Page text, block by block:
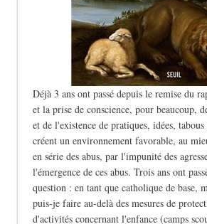
Déjà 3 ans ont passé depuis le remise du
et la prise de conscience, pour beaucoup,
et de l'existence de pratiques, idées,
créent un environnement favorable, au
en série des abus, par l'impunité des
l'émergence de ces abus. Trois ans ont
question : en tant que catholique de base,
puis-je faire au-delà des mesures de
d'activités concernant l'enfance (camps